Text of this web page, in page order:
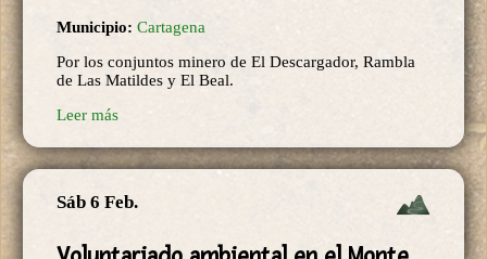
Municipio: Cartagena
Por los conjuntos minero de El Descargador, Rambla
de Las Matildes y El Beal.
Leer más
Sáb 6 Feb.